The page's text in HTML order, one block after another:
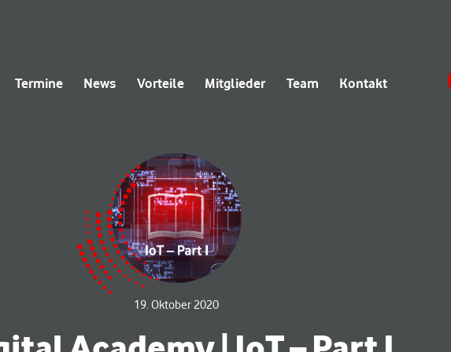
Termine
News Vorteile Mitglieder Team Kontakt
19. Oktober 2020